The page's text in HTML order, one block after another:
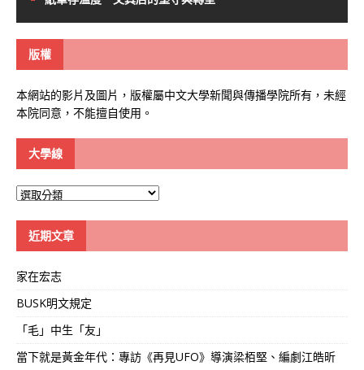
版權
本網站的影片及圖片，版權屬中文大學新聞與傳播學院所有，未經
本院同意，不能擅自使用。
大學線
大
近期文章
家在宏志
BUSK明文規定
「毛」中生「友」
當下就是黃金年代：專訪《再見UFO》導演梁栢堅、編劇江皓昕